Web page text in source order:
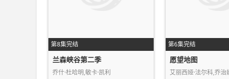
第8集完结
兰森峡谷第二季
乔什·杜哈明,敏卡·凯利
第6集完结
愿望地图